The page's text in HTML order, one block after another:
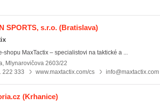
SPORTS, s.r.o. (Bratislava)
shopu MaxTactix – specialistovi na taktické a ...
, Mlynarovičova 2603/22
222 333
www.maxtactix.com/cs info@maxtactix.com
(Krhanice)